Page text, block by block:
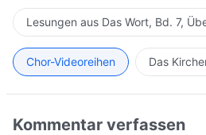
Lesungen aus Das Wort, Bd. 7,
Chor-Videoreihen Das
Kommentar verfassen